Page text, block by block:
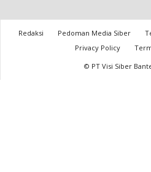
Redaksi Pedoman Media Siber
Privacy Policy
© PT Visi Siber